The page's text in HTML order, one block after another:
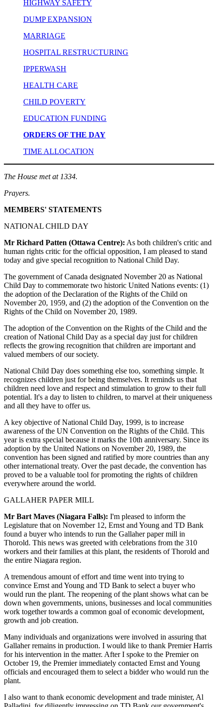
HIGHWAY SAFETY
DUMP EXPANSION
MARRIAGE
HOSPITAL RESTRUCTURING
IPPERWASH
HEALTH CARE
CHILD POVERTY
EDUCATION FUNDING
ORDERS OF THE DAY
TIME ALLOCATION
The House met at 1334.
Prayers.
MEMBERS' STATEMENTS
NATIONAL CHILD DAY
Mr Richard Patten (Ottawa Centre): As both children's critic and
human rights critic for the official opposition, I am pleased to stand
today and give special recognition to National Child Day.
The government of Canada designated November 20 as National
Child Day to commemorate two historic United Nations events: (1)
the adoption of the Declaration of the Rights of the Child on
November 20, 1959, and (2) the adoption of the Convention on the
Rights of the Child on November 20, 1989.
The adoption of the Convention on the Rights of the Child and the
creation of National Child Day as a special day just for children
reflects the growing recognition that children are important and
valued members of our society.
National Child Day does something else too, something simple. It
recognizes children just for being themselves. It reminds us that
children need love and respect and stimulation to grow to their full
potential. It's a day to listen to children, to marvel at their uniqueness
and all they have to offer us.
A key objective of National Child Day, 1999, is to increase
awareness of the UN Convention on the Rights of the Child. This
year is extra special because it marks the 10th anniversary. Since its
adoption by the United Nations on November 20, 1989, the
convention has been signed and ratified by more countries than any
other international treaty. Over the past decade, the convention has
proved to be a valuable tool for promoting the rights of children
everywhere around the world.
GALLAHER PAPER MILL
Mr Bart Maves (Niagara Falls): I'm pleased to inform the
Legislature that on November 12, Ernst and Young and TD Bank
found a buyer who intends to run the Gallaher paper mill in
Thorold. This news was greeted with celebrations from the 310
workers and their families at this plant, the residents of Thorold and
the entire Niagara region.
A tremendous amount of effort and time went into trying to
convince Ernst and Young and TD Bank to select a buyer who
would run the plant. The reopening of the plant shows what can be
down when governments, unions, businesses and local communities
work together towards a common goal of economic development,
growth and job creation.
Many individuals and organizations were involved in assuring that
Gallaher remains in production. I would like to thank Premier Harris
for his intervention in the matter. After I spoke to the Premier on
October 19, the Premier immediately contacted Ernst and Young
officials and encouraged them to select a bidder who would run the
plant.
I also want to thank economic development and trade minister, Al